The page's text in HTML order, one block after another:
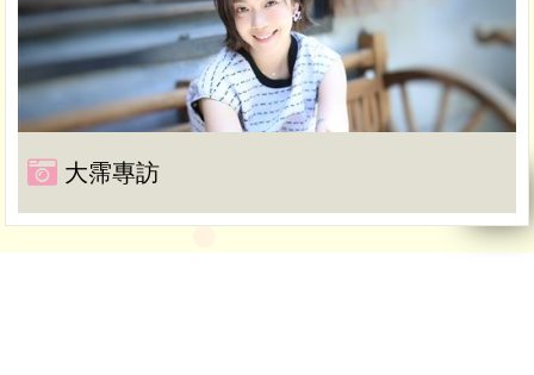
大霈專訪